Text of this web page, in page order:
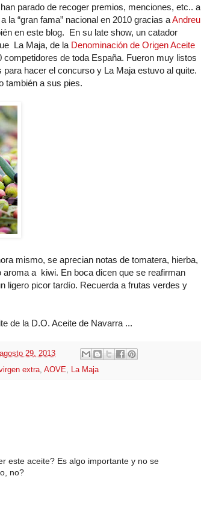
parado de recoger premios, menciones, etc.. a
“gran fama” nacional en 2010 gracias aAndreu
en este blog. En su late show, un catador
La Maja, de la Denominación de Origen Aceite
de toda España. Fueron muy listos
hacer el concurso y La Maja estuvo al quite.
también a sus pies.
mismo, se aprecian notas de tomatera, hierba,
a kiwi. En boca dicen que se reafirman
ligero picor tardío. Recuerda a frutas verdes y
de la D.O. Aceite de Navarra ...
29, 2013
extra, AOVE, La Maja
este aceite? Es algo importante y no se
no?